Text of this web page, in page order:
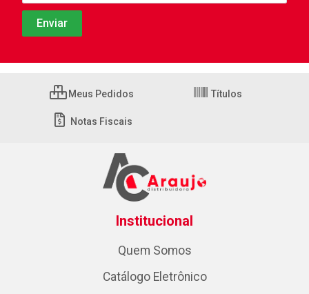
Meus Pedidos Títulos
Notas Fiscais
Institucional
Quem Somos
Catálogo Eletrônico